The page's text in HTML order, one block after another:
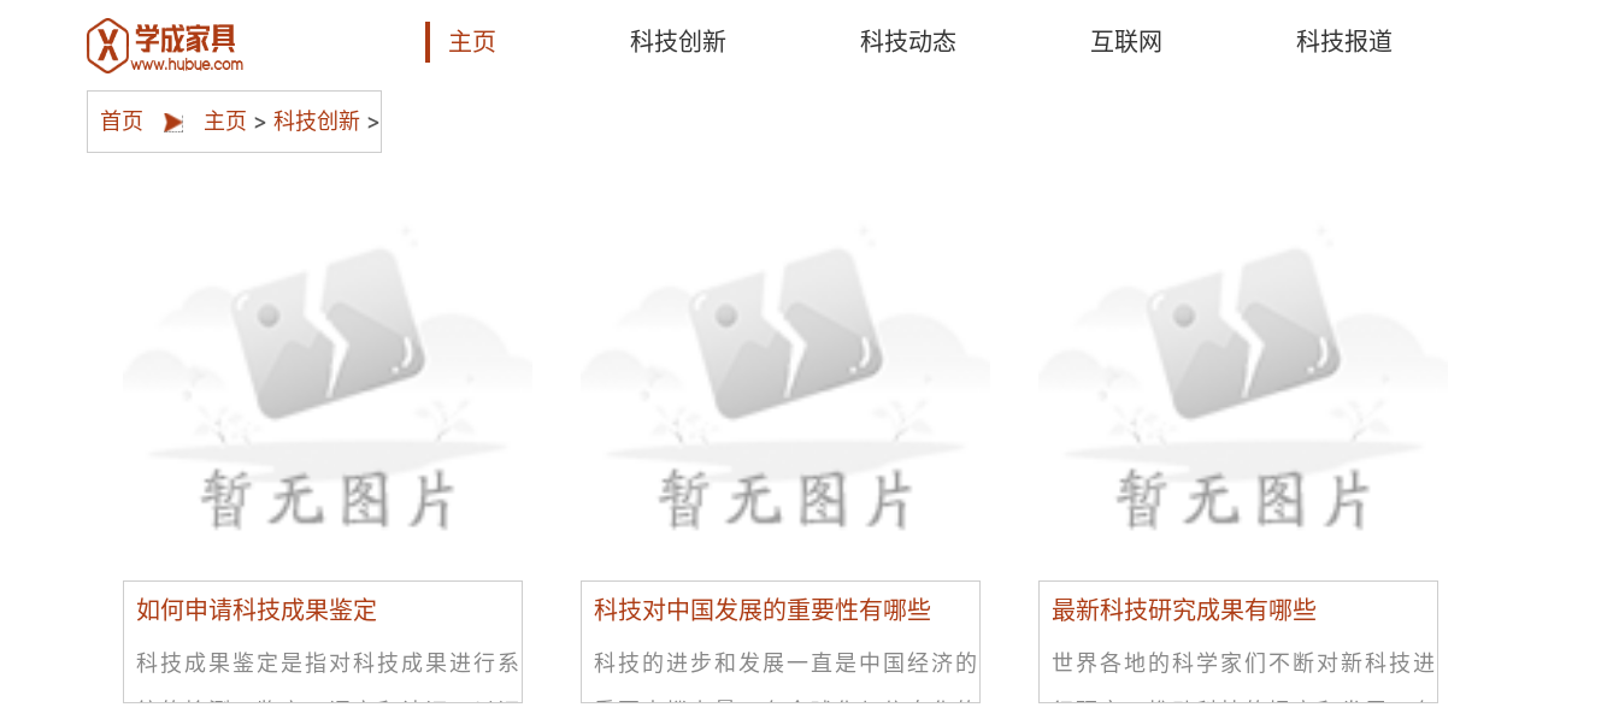
主页 科技创新 科技动态 互联网 科技报道
首页 主页 > 科技创新 >
如何申请科技成果鉴定
科技成果鉴定是指对科技成果进行系
统的检测、鉴定、评定和认证，以证
科技对中国发展的重要性有哪些
科技的进步和发展一直是中国经济的
重要支撑力量。在全球化与信息化的
最新科技研究成果有哪些
世界各地的科学家们不断对新科技进
行研究，推动科技的提高和发展。在